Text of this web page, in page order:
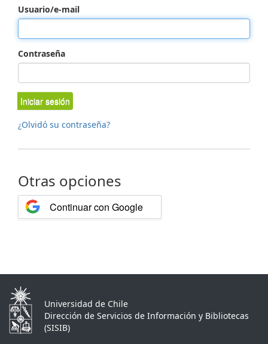
Usuario/e-mail
Contraseña
Iniciar sesión
¿Olvidó su contraseña?
Otras opciones
Continuar con Google
Universidad de Chile
Dirección de Servicios de Información y Bibliotecas
(SISIB)